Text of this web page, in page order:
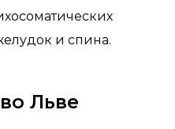
и спина.
Льве